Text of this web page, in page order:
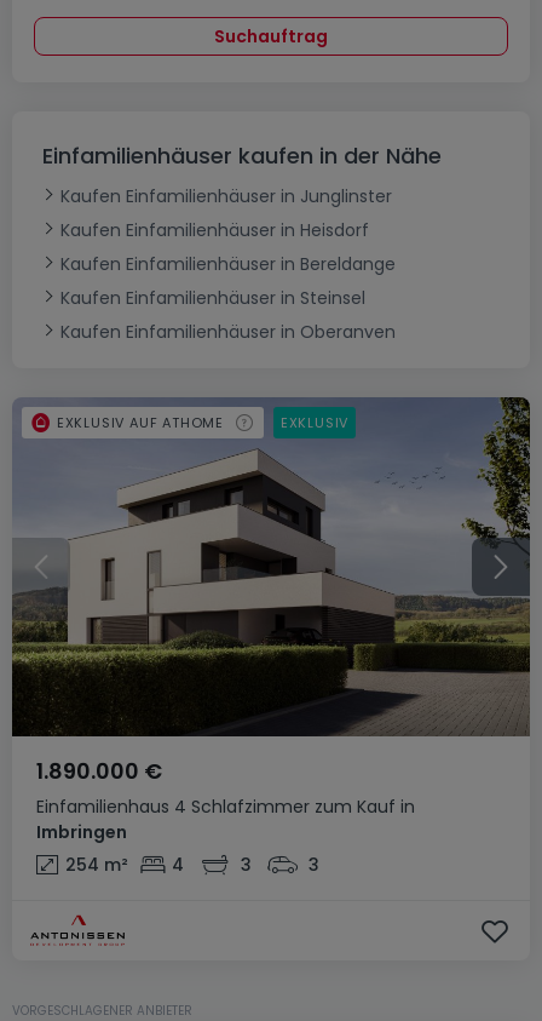
Suchauftrag
Einfamilienhäuser kaufen in der Nähe
Kaufen Einfamilienhäuser in Junglinster
Kaufen Einfamilienhäuser in Heisdorf
Kaufen Einfamilienhäuser in Bereldange
Kaufen Einfamilienhäuser in Steinsel
Kaufen Einfamilienhäuser in Oberanven
Einfamilienhaus 4 Schlafzimmer zum Kauf in
Imbringen
1.890.000 €
254 m² 4 3 3
EXKLUSIV AUF ATHOME EXKLUSIV
VORGESCHLAGENER ANBIETER